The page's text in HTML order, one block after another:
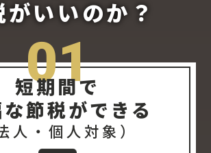
がいいのか？
01
短期間で
節税ができる
人・個人対象）